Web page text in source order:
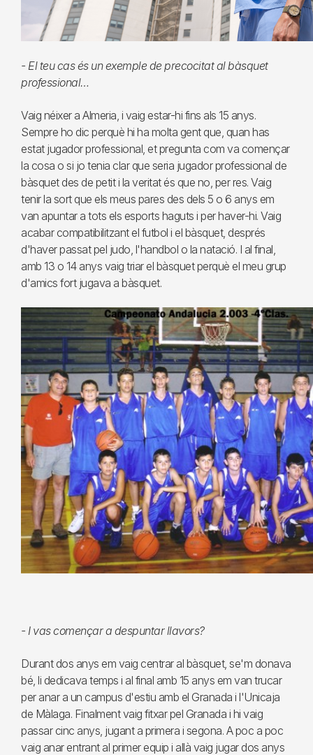
- El teu cas és un exemple de precocitat al bàsquet
professional…
Vaig néixer a Almeria, i vaig estar-hi fins als 15 anys.
Sempre ho dic perquè hi ha molta gent que, quan has
estat jugador professional, et pregunta com va començar
la cosa o si jo tenia clar que seria jugador professional de
bàsquet des de petit i la veritat és que no, per res. Vaig
tenir la sort que els meus pares des dels 5 o 6 anys em
van apuntar a tots els esports haguts i per haver-hi. Vaig
acabar compatibilitzant el futbol i el bàsquet, després
d'haver passat pel judo, l'handbol o la natació. I al final,
amb 13 o 14 anys vaig triar el bàsquet perquè el meu grup
d'amics fort jugava a bàsquet.
- I vas començar a despuntar llavors?
Durant dos anys em vaig centrar al bàsquet, se'm donava
bé, li dedicava temps i al final amb 15 anys em van trucar
per anar a un campus d'estiu amb el Granada i l'Unicaja
de Màlaga. Finalment vaig fitxar pel Granada i hi vaig
passar cinc anys, jugant a primera i segona. A poc a poc
vaig anar entrant al primer equip i allà vaig jugar dos anys